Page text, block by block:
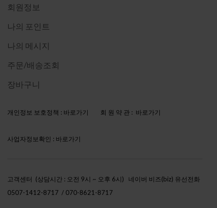
회원정보
나의 포인트
나의 메시지
주문/배송조회
장바구니
개인정보 보호정책 : 바로가기 회 원 약 관 : 바로가기
사업자정보확인 : 바로가기
고객센터 (상담시간 : 오전 9시 ~ 오후 6시) 네이버 비즈(biz) 유선전화
0507-1412-8717 / 070-8621-8717